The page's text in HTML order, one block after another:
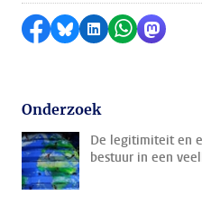
Delen op Facebook
Delen via Bluesky
Delen opDelen via
Delen
Onderzoek
De legitimiteit en
bestuur in een